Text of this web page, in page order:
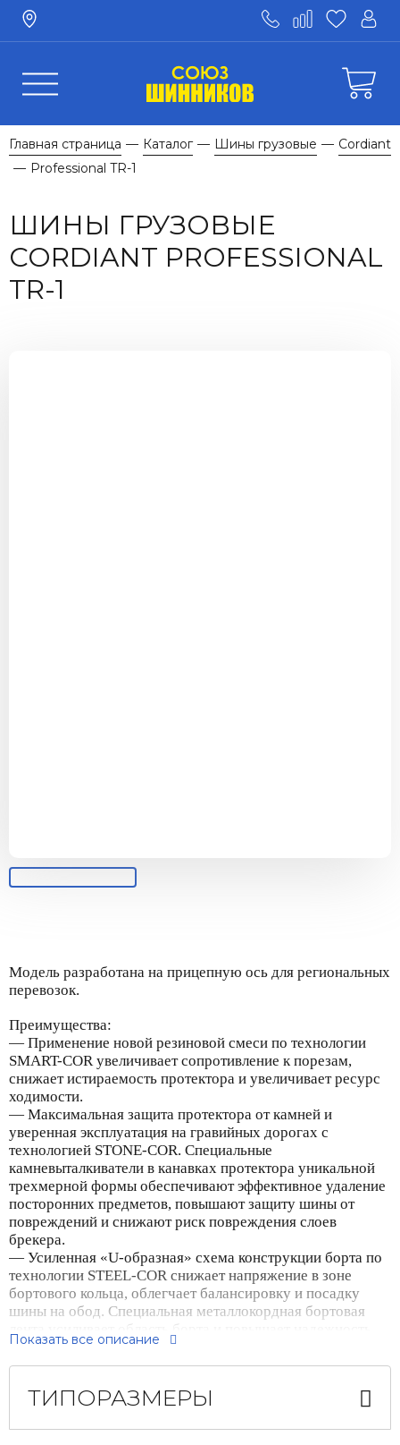
Главная страница — Каталог — Шины грузовые — Cordiant
— Professional TR-1
ШИНЫ ГРУЗОВЫЕ
CORDIANT PROFESSIONAL
TR-1
Модель разработана на прицепную ось для региональных
перевозок.
Преимущества:
— Применение новой резиновой смеси по технологии
SMART-COR увеличивает сопротивление к порезам,
снижает истираемость протектора и увеличивает ресурс
ходимости.
— Максимальная защита протектора от камней и
уверенная эксплуатация на гравийных дорогах с
технологией STONE-COR. Специальные
камневыталкиватели в канавках протектора уникальной
трехмерной формы обеспечивают эффективное удаление
посторонних предметов, повышают защиту шины от
повреждений и снижают риск повреждения слоев
брекера.
— Усиленная «U-образная» схема конструкции борта по
технологии STEEL-COR снижает напряжение в зоне
бортового кольца, облегчает балансировку и посадку
шины на обод. Специальная металлокордная бортовая
работы шины в сложных условиях эксплуатации.
— Рисунок протектора с жесткими и надежными
обеспечивает способность выдержать высокие
Показать все описание
ТИПОРАЗМЕРЫ